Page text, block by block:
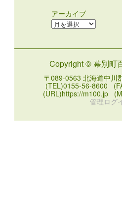
アーカイブ
ア
ブ
Copyright © 幕別町
〒089-0563 北海道中川
(TEL)0155-56-8600
(URL)https://m100.jp
管理ログ